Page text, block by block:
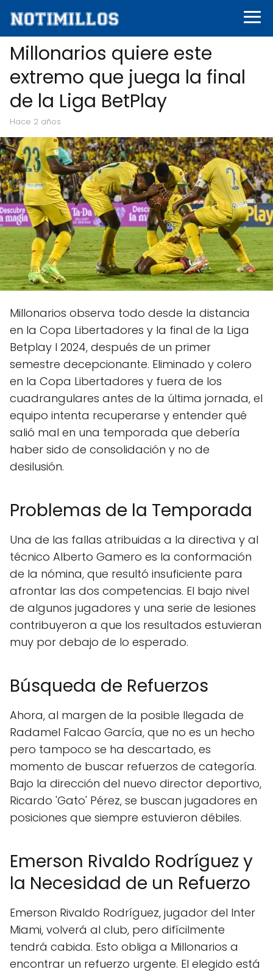
Millonarios quiere este
extremo que juega la final
de la Liga BetPlay
hace 2 años
Millonarios observa todo desde la distancia
en la Copa Libertadores y la final de la Liga
Betplay I 2024, después de un primer
semestre decepcionante. Eliminado y colero
en la Copa Libertadores y fuera de los
cuadrangulares antes de la última jornada, el
equipo intenta recuperarse y entender qué
salió mal en una temporada que debería
haber sido de consolidación y no de
desilusión.
Problemas de la Temporada
Una de las fallas atribuidas a la directiva y al
técnico Alberto Gamero es la conformación
de la nómina, que resultó insuficiente para
afrontar las dos competencias. El bajo nivel
de algunos jugadores y una serie de lesiones
contribuyeron a que los resultados estuvieran
muy por debajo de lo esperado.
Búsqueda de Refuerzos
Ahora, al margen de la posible llegada de
Radamel Falcao García, que no es un hecho
pero tampoco se ha descartado, es
momento de buscar refuerzos de categoría.
Bajo la dirección del nuevo director deportivo,
Ricardo 'Gato' Pérez, se buscan jugadores en
posiciones que siempre estuvieron débiles.
Emerson Rivaldo Rodríguez y
la Necesidad de un Refuerzo
Emerson Rivaldo Rodríguez, jugador del Inter
Miami, volverá al club, pero difícilmente
tendrá cabida. Esto obliga a Millonarios a
encontrar un refuerzo urgente. El elegido está